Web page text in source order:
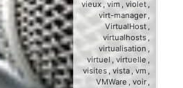
vieux , vim , violet,
virt-manager ,
VirtualHost ,
virtualhosts ,
virtualisation ,
virtuel, virtuelle ,
visites , vista , vm ,
VMWare , voir ,